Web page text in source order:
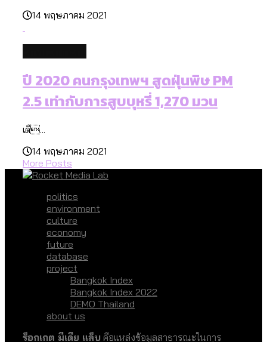
14 พฤษภาคม 2021
ปี 2020 คนกรุงเทพฯ สูดฝุ่นพิษ PM
2.5 เท่ากับการสูบบุหรี่ 1,270 มวน
เดื...
14 พฤษภาคม 2021
More Posts
politics
environment
culture
economy
future
database
project
Bangkok Index
Bangkok Index 2022
DEMO Thailand
about us
ร็อกเกต มีเดีย แล็บ คือแหล่งข้อมูลสาธารณะในการ